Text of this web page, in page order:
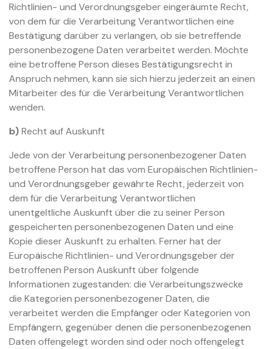
Richtlinien- und Verordnungsgeber eingeräumte Recht,
von dem für die Verarbeitung Verantwortlichen eine
Bestätigung darüber zu verlangen, ob sie betreffende
personenbezogene Daten verarbeitet werden. Möchte
eine betroffene Person dieses Bestätigungsrecht in
Anspruch nehmen, kann sie sich hierzu jederzeit an einen
Mitarbeiter des für die Verarbeitung Verantwortlichen
wenden.
b)Recht auf Auskunft
Jede von der Verarbeitung personenbezogener Daten
betroffene Person hat das vom Europäischen Richtlinien-
und Verordnungsgeber gewährte Recht, jederzeit von
dem für die Verarbeitung Verantwortlichen
unentgeltliche Auskunft über die zu seiner Person
gespeicherten personenbezogenen Daten und eine
Kopie dieser Auskunft zu erhalten. Ferner hat der
Europäische Richtlinien- und Verordnungsgeber der
betroffenen Person Auskunft über folgende
Informationen zugestanden: die Verarbeitungszwecke
die Kategorien personenbezogener Daten, die
verarbeitet werden die Empfänger oder Kategorien von
Empfängern, gegenüber denen die personenbezogenen
Daten offengelegt worden sind oder noch offengelegt